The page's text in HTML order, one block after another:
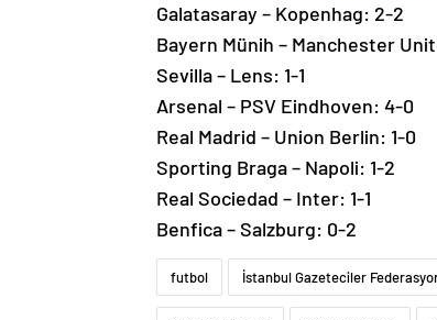
Galatasaray – Kopenhag: 2-2
Bayern Münih – Manchester
Sevilla – Lens: 1-1
Arsenal – PSV Eindhoven: 4-0
Real Madrid – Union Berlin: 1-0
Sporting Braga – Napoli: 1-2
Real Sociedad – Inter: 1-1
Benfica – Salzburg: 0-2
futbol İstanbul Gazeteciler